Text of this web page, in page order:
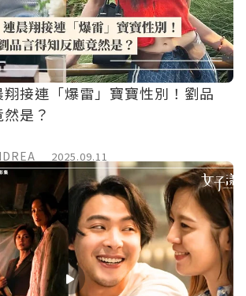
接連「爆雷」寶寶性別！劉品
是？
2025.09.11